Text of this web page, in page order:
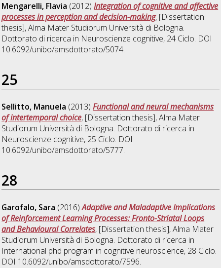
Mengarelli, Flavia (2012)Integration of cognitive and affective
processes in perception and decision-making, [Dissertation
thesis], Alma Mater Studiorum Università di Bologna.
Dottorato di ricerca in Neuroscienze cognitive, 24 Ciclo. DOI
10.6092/unibo/amsdottorato/5074.
25
Sellitto, Manuela (2013)Functional and neural mechanisms
of intertemporal choice, [Dissertation thesis], Alma Mater
Studiorum Università di Bologna. Dottorato di ricerca in
Neuroscienze cognitive, 25 Ciclo. DOI
10.6092/unibo/amsdottorato/5777.
28
Garofalo, Sara (2016)Adaptive and Maladaptive Implications
of Reinforcement Learning Processes: Fronto-Striatal Loops
and Behavioural Correlates, [Dissertation thesis], Alma Mater
Studiorum Università di Bologna. Dottorato di ricerca in
International phd program in cognitive neuroscience, 28 Ciclo.
DOI 10.6092/unibo/amsdottorato/7596.